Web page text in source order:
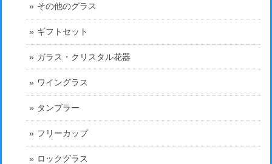
その他のグラス
ギフトセット
ガラス・クリスタル花器
ワイングラス
タンブラー
フリーカップ
ロックグラス